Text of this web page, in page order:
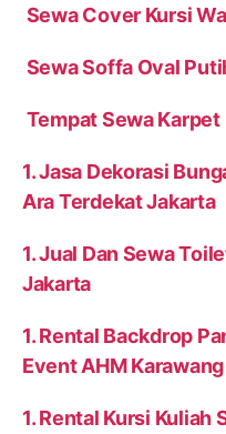
Sewa Cover Kursi
Sewa Soffa Oval
Tempat Sewa
1. Jasa Dekorasi
Ara Terdekat Jakarta
1. Jual Dan Sewa
Jakarta
1. Rental Backdrop
Event AHM Karawang
1. Rental Kursi Kuliah